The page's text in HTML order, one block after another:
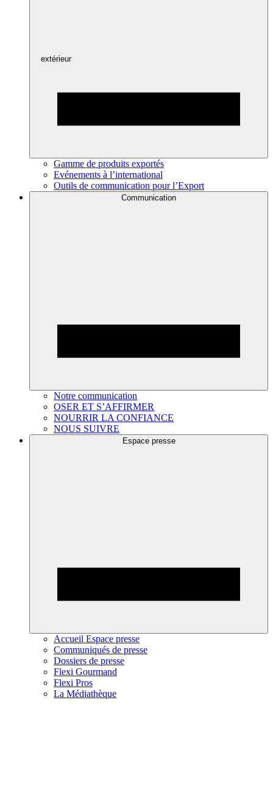
extérieur
Gamme de produits exportés
Evénements à l’international
Outils de communication pour l’Export
Communication
Notre communication
OSER ET S’AFFIRMER
NOURRIR LA CONFIANCE
NOUS SUIVRE
Espace presse
Accueil Espace presse
Communiqués de presse
Dossiers de presse
Flexi Gourmand
Flexi Pros
La Médiathèque